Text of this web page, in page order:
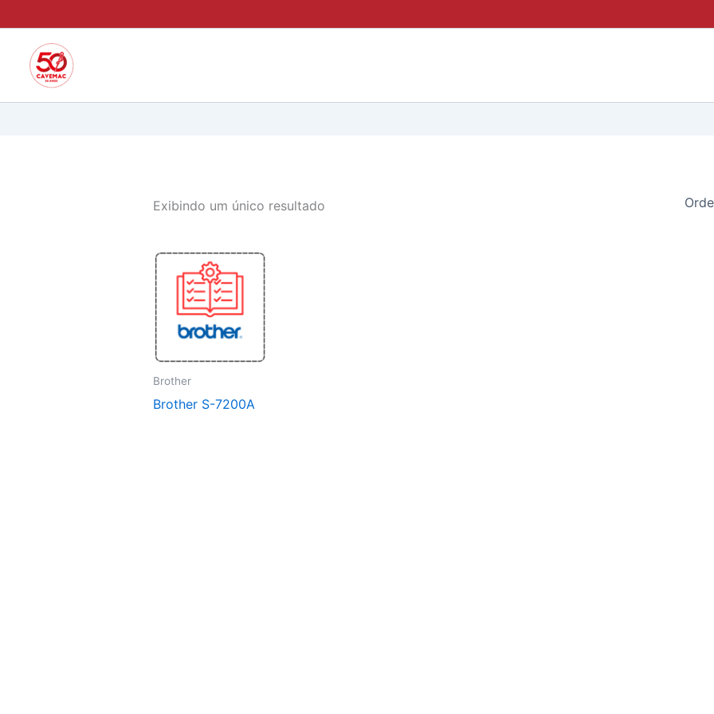
para
conteúdo
Exibindo um único resultado
Brother
Brother S-7200A